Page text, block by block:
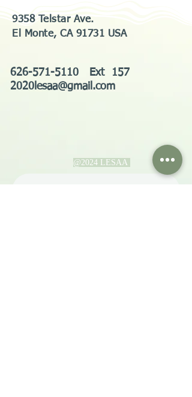
9358 Telstar Ave.
El Monte, CA 91731 USA
626-571-5110 Ext 157
2020lesaa@gmail.com
@2024 LESAA